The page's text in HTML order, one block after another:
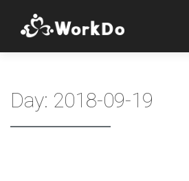
Day: 2018-09-19